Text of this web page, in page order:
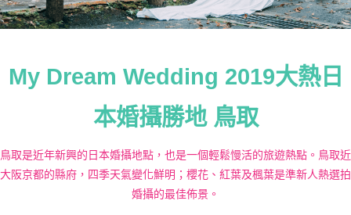
My Dream Wedding 2019大熱日
本婚攝勝地 鳥取
鳥取是近年新興的日本婚攝地點，也是一個輕鬆慢活的旅遊熱點。鳥取近
大阪京都的縣府，四季天氣變化鮮明；櫻花、紅葉及楓葉是準新人熱選拍
婚攝的最佳佈景。